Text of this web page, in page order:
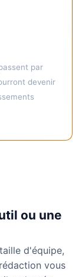
par
devenir
ou une
d'équipe,
vous